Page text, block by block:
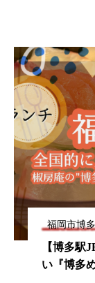
福岡市博
【2026
ビルで楽